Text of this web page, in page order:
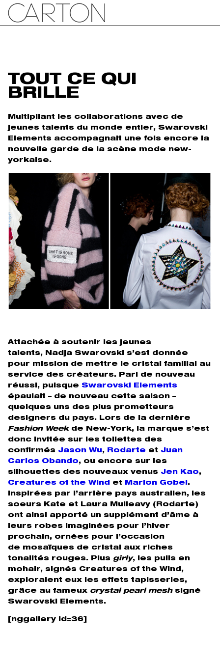
TOUT CE QUI
BRILLE
Multipliant les collaborations avec de
jeunes talents du monde entier, Swarovski
Elements accompagnait une fois encore la
nouvelle garde de la scène mode new-
yorkaise.
Attachée à soutenir les jeunes
talents, Nadja Swarovski s’est donnée
pour mission de mettre le cristal familial au
service des créateurs. Pari de nouveau
réussi, puisque Swarovski Elements
épaulait – de nouveau cette saison –
quelques uns des plus prometteurs
designers du pays. Lors de la dernière
Fashion Weekde New-York, la marque s’est
donc invitée sur les toilettes des
confirmés Jason Wu, Rodarte et Juan
Carlos Obando, ou encore sur les
silhouettes des nouveaux venus Jen Kao,
Creatures of the Wind et Marlon Gobel.
Inspirées par l’arrière pays australien, les
soeurs Kate et Laura Mulleavy (Rodarte)
ont ainsi apporté un supplément d’âme à
leurs robes imaginées pour l’hiver
prochain, ornées pour l’occasion
de mosaïques de cristal aux riches
tonalités rouges. Plus girly, les pulls en
mohair, signés Creatures of the Wind,
exploraient eux les effets tapisseries,
grâce au fameux crystal pearl mesh signé
Swarovski Elements.
[nggallery id=36]